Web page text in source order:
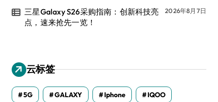
三星Galaxy S26采购指南：创新科技亮
点，速来抢先一览！
2026年8月7日
云标签
5G GALAXY Iphone IQOO